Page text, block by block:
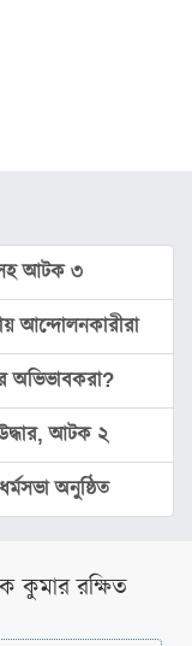
আটক ৩
আন্দোলনকারীরা
অভিভাবকরা?
আটক ২
অনুষ্ঠিত
কুমার রক্ষিত